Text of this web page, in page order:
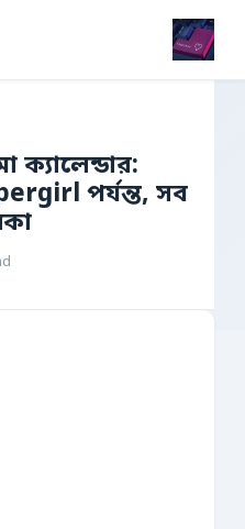
ক্যালেন্ডার:
পর্যন্ত, সব